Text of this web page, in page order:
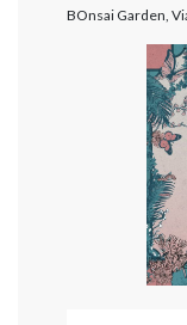
BOnsai Garden,